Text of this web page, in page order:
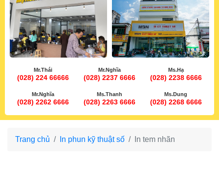
Mr.Thái
(028) 224 66666
Mr.Nghĩa
(028) 2237 6666
Ms.Hạ
(028) 2238 6666
Mr.Nghĩa
(028) 2262 6666
Ms.Thanh
(028) 2263 6666
Ms.Dung
(028) 2268 6666
Trang chủ In phun kỹ thuật số In tem nhãn